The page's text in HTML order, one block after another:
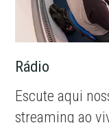
Rádio
Escute aqui
streaming ao